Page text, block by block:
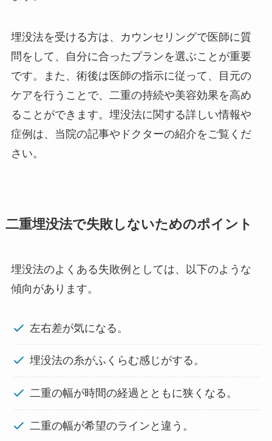
埋没法を受ける方は、カウンセリングで医師に質
問をして、自分に合ったプランを選ぶことが重要
です。また、術後は医師の指示に従って、目元の
ケアを行うことで、二重の持続や美容効果を高め
ることができます。埋没法に関する詳しい情報や
症例は、当院の記事やドクターの紹介をご覧くだ
さい。
二重埋没法で失敗しないためのポイント
埋没法のよくある失敗例としては、以下のような
傾向があります。
左右差が気になる。
埋没法の糸がふくらむ感じがする。
二重の幅が時間の経過とともに狭くなる。
二重の幅が希望のラインと違う。